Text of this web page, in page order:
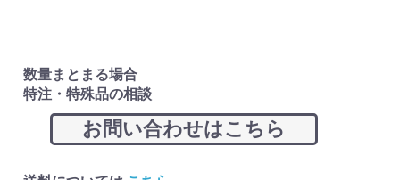
数量まとまる場合
特注・特殊品の相談
お問い合わせはこちら